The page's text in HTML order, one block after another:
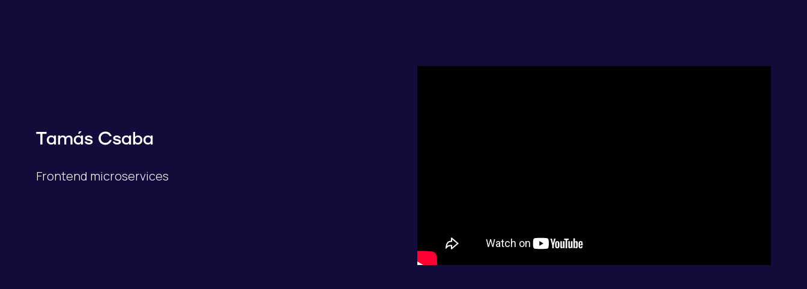
Tamás Csaba
Frontend microservices